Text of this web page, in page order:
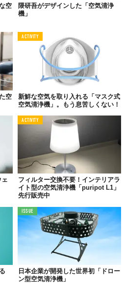
境に合った自分専用の空気清浄機が
でいる場合は、光化学スモッグ用
ギーがある場合はそれに対応したカ
空
隈研吾がデザインした「空気清浄
機」
空
ACTIVITY
新鮮な空気を取り入れる「マスク式
空気清浄機」。もう息苦しくない！
ェ
ACTIVITY
フィルター交換不要！インテリアラ
イト型の空気清浄機「puripot L1」
先行販売中
ISSUE
日本企業が開発した世界初「ドロー
ン型空気清浄機」